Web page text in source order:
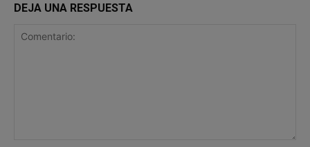
DEJA UNA RESPUESTA